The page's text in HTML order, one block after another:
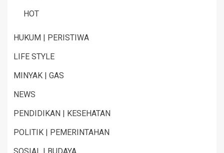
HOT
HUKUM | PERISTIWA
LIFE STYLE
MINYAK | GAS
NEWS
PENDIDIKAN | KESEHATAN
POLITIK | PEMERINTAHAN
SOSIAL | BUDAYA